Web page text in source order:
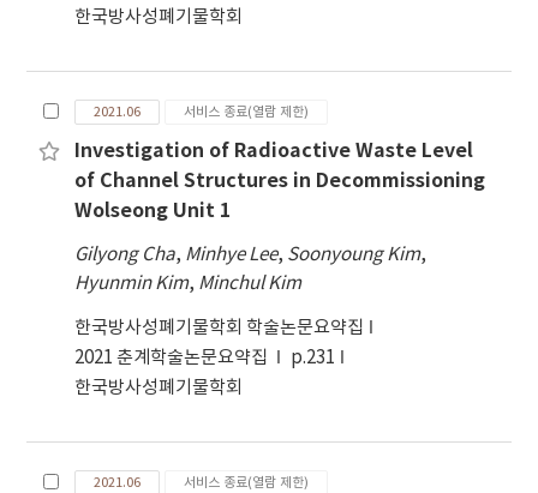
한국방사성폐기물학회
2021.06 서비스 종료(열람 제한)
Investigation of Radioactive Waste Level
of Channel Structures in Decommissioning
Wolseong Unit 1
Gilyong Cha, Minhye Lee, Soonyoung Kim,
Hyunmin Kim, Minchul Kim
한국방사성폐기물학회 학술논문요약집
2021 춘계학술논문요약집
p.231
한국방사성폐기물학회
2021.06 서비스 종료(열람 제한)